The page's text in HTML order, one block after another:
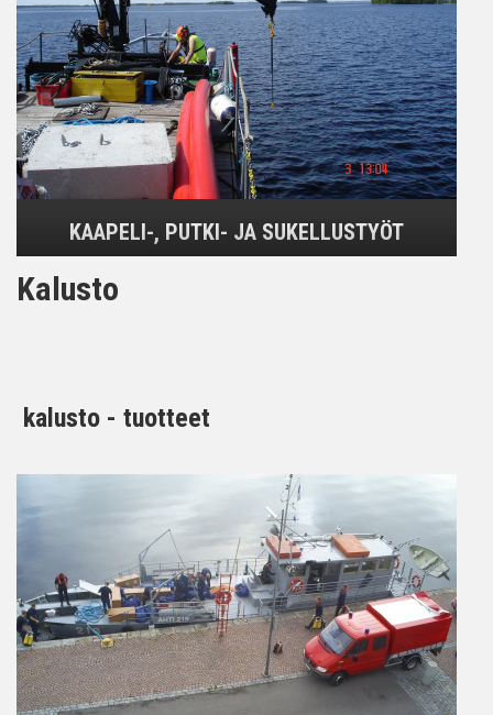
KAAPELI-, PUTKI- JA SUKELLUSTYÖT
Kalusto
kalusto - tuotteet